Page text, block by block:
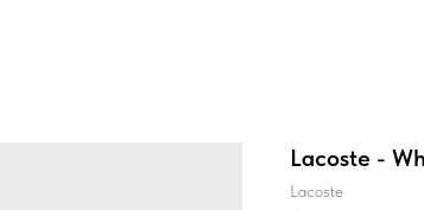
Lacoste -
Lacoste